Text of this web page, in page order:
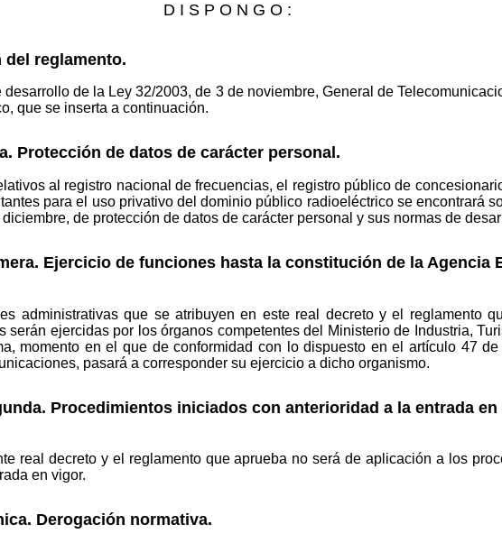
D I S P O N G O :
reglamento.
de la Ley 32/2003, de 3 de noviembre, General de
que se inserta a continuación.
Protección de datos de carácter personal.
al registro nacional de frecuencias, el registro público de
para el uso privativo del dominio público radioeléctrico se encontrará
de protección de datos de carácter personal y sus normas de
Ejercicio de funciones hasta la constitución de la Agencia
administrativas que se atribuyen en este real decreto y el reglamento
serán ejercidas por los órganos competentes del Ministerio de Industria,
momento en el que de conformidad con lo dispuesto en el artículo 47
pasará a corresponder su ejercicio a dicho organismo.
Procedimientos iniciados con anterioridad a la entrada en
real decreto y el reglamento que aprueba no será de aplicación a los
en vigor.
Derogación normativa.